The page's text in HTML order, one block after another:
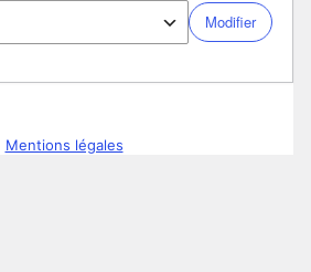
Mentions légales